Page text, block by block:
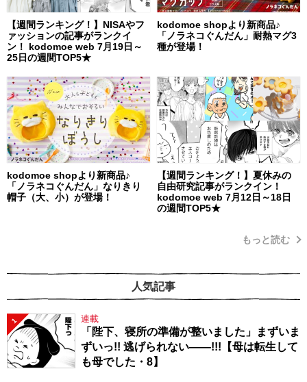
【週間ランキング！】NISAやフ
ァッションの記事がランクイ
ン！ kodomoe web 7月19日～
25日の週間TOP5★
kodomoe shopより新商品♪
「ノラネコぐんだん」耐熱マグ3
種が登場！
kodomoe shopより新商品♪
「ノラネコぐんだん」なりきり
帽子（大、小）が登場！
【週間ランキング！】夏休みの
自由研究記事がランクイン！
kodomoe web 7月12日～18日
の週間TOP5★
もっと読む
人気記事
1 連載
「陛下、寝所の準備が整いました」まずいま
ずいっ!! 逃げられない――!!!【母は転生して
も母でした・8】